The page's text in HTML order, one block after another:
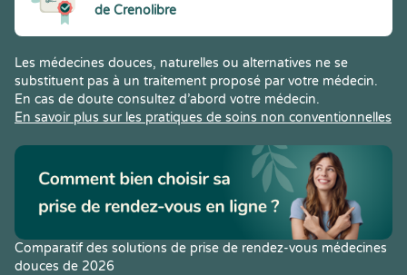
de Crenolibre
Les médecines douces, naturelles ou alternatives ne se
substituent pas à un traitement proposé par votre médecin.
En cas de doute consultez d’abord votre médecin.
En savoir plus sur les pratiques de soins non conventionnelles
Comparatif des solutions de prise de rendez-vous médecines
douces de 2026